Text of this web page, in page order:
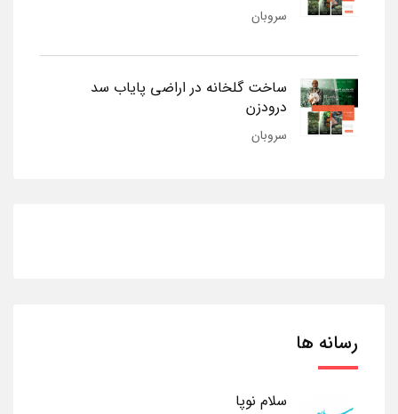
سروبان
ساخت گلخانه در اراضی پایاب سد
درودزن
سروبان
رسانه ها
سلام نوپا